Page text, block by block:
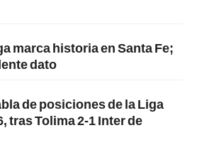
marca historia en Santa Fe;
dato
de posiciones de la Liga
tras Tolima 2-1 Inter de